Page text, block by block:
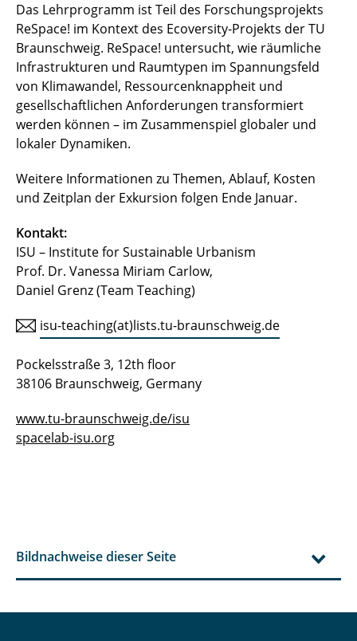
Das Lehrprogramm ist Teil des Forschungsprojekts
ReSpace! im Kontext des Ecoversity-Projekts der TU
Braunschweig. ReSpace! untersucht, wie räumliche
Infrastrukturen und Raumtypen im Spannungsfeld
von Klimawandel, Ressourcenknappheit und
gesellschaftlichen Anforderungen transformiert
werden können – im Zusammenspiel globaler und
lokaler Dynamiken.
Weitere Informationen zu Themen, Ablauf, Kosten
und Zeitplan der Exkursion folgen Ende Januar.
Kontakt:
ISU – Institute for Sustainable Urbanism
Prof. Dr. Vanessa Miriam Carlow,
Daniel Grenz (Team Teaching)
isu-teaching(at)lists.tu-braunschweig.de
Pockelsstraße 3, 12th floor
38106 Braunschweig, Germany
www.tu-braunschweig.de/isu
spacelab-isu.org
Bildnachweise dieser Seite